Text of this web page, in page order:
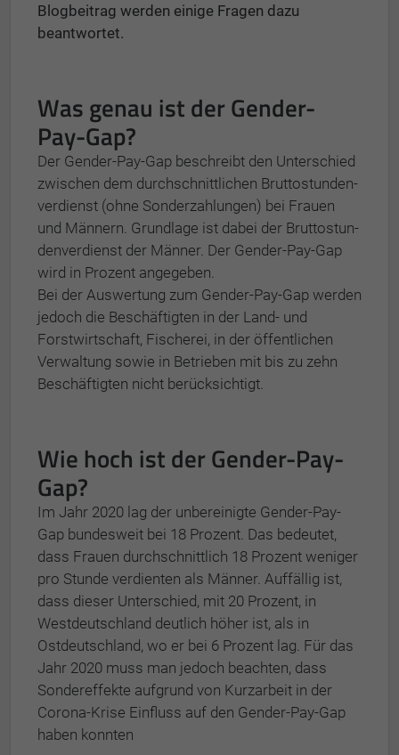
Blogbeitrag werden einige Fragen dazu
beantwortet.
Was genau ist der Gender-
Pay-Gap?
Der Gender-Pay-Gap beschreibt den Unterschied
zwischen dem durchschnittlichen Brut­to­stun­den­
ver­dienst (ohne Sonderzahlungen) bei Frauen
und Männern. Grundlage ist dabei der Brutto­stun­
den­ver­dienst der Männer. Der Gender-Pay-Gap
wird in Prozent angegeben.
Bei der Auswertung zum Gender-Pay-Gap werden
jedoch die Beschäftigten in der Land- und
Forstwirtschaft, Fischerei, in der öffent­lichen
Verwaltung sowie in Be­trie­ben mit bis zu zehn
Beschäftigten nicht berücksichtigt.
Wie hoch ist der Gender-Pay-
Gap?
Im Jahr 2020 lag der unbereinigte Gender-Pay-
Gap bundesweit bei 18 Prozent. Das bedeutet,
dass Frauen durchschnittlich 18 Prozent weniger
pro Stunde verdienten als Männer. Auffällig ist,
dass dieser Unterschied, mit 20 Prozent, in
Westdeutschland deutlich höher ist, als in
Ostdeutschland, wo er bei 6 Prozent lag. Für das
Jahr 2020 muss man jedoch beachten, dass
Sondereffekte aufgrund von Kurzarbeit in der
Corona-Krise Einfluss auf den Gender-Pay-Gap
haben konnten